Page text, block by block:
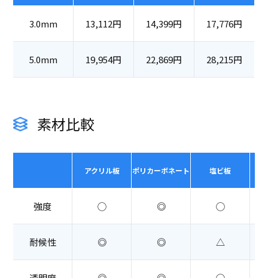
3.0mm 13,112円 14,399円 17,776円
5.0mm 19,954円 22,869円 28,215円
素材比較
アクリル板 ポリカーボネート 塩ビ板
強度 ◯ ◎ ◯
耐候性 ◎ ◎ △